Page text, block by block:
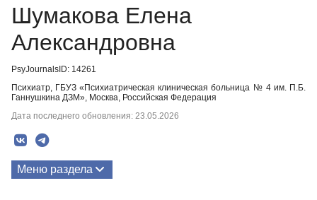
Шумакова Елена
Александровна
PsyJournalsID: 14261
Психиатр, ГБУЗ «Психиатрическая клиническая больница № 4 им. П.Б.
Ганнушкина ДЗМ», Москва, Российская Федерация
Дата последнего обновления: 23.05.2026
Меню раздела